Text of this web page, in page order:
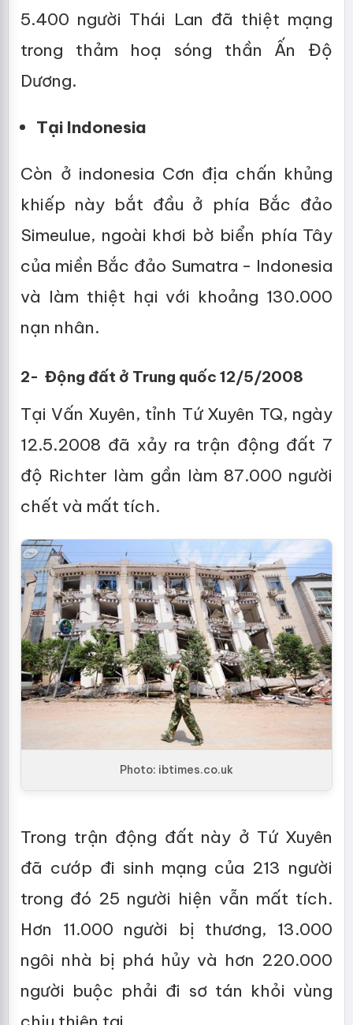
5.400 người Thái Lan đã thiệt mạng
trong thảm hoạ sóng thần Ấn Độ
Dương.
Tại Indonesia
Còn ở indonesia Cơn địa chấn khủng
khiếp này bắt đầu ở phía Bắc đảo
Simeulue, ngoài khơi bờ biển phía Tây
của miền Bắc đảo Sumatra - Indonesia
và làm thiệt hại với khoảng 130.000
nạn nhân.
2- Động đất ở Trung quốc 12/5/2008
Tại Vấn Xuyên, tỉnh Tứ Xuyên TQ, ngày
12.5.2008 đã xảy ra trận động đất 7
độ Richter làm gần làm 87.000 người
chết và mất tích.
Photo: ibtimes.co.uk
Trong trận động đất này ở Tứ Xuyên
đã cướp đi sinh mạng của 213 người
trong đó 25 người hiện vẫn mất tích.
Hơn 11.000 người bị thương, 13.000
ngôi nhà bị phá hủy và hơn 220.000
người buộc phải đi sơ tán khỏi vùng